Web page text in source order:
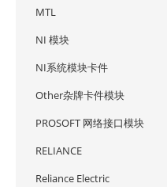
MTL
NI 模块
NI系统模块卡件
Other杂牌卡件模块
PROSOFT 网络接口模块
RELIANCE
Reliance Electric